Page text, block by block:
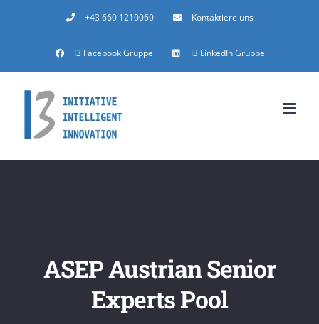
+43 660 1210060 Kontaktiere uns
I3 Facebook Gruppe I3 LinkedIn Gruppe
ASEP Austrian Senior
Experts Pool